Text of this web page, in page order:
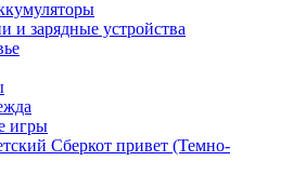
и зарядные устройства
игры
Сберкот привет (Темно-